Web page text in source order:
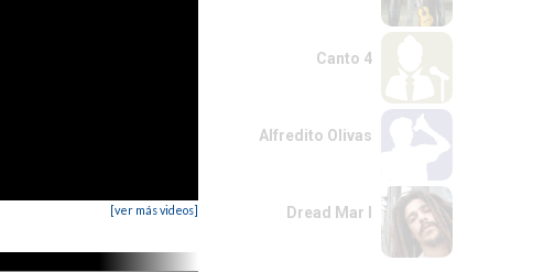
[ver más videos]
Canto 4
Alfredito Olivas
Dread Mar I